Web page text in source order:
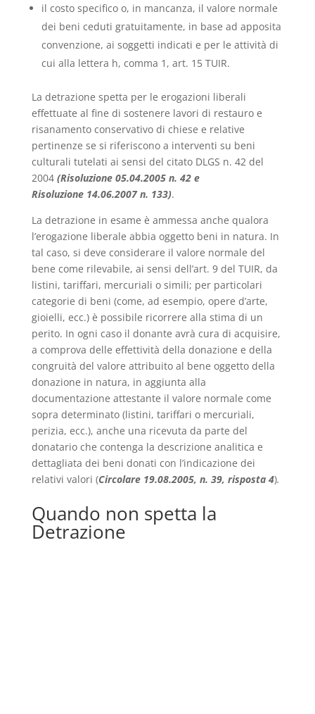
il costo specifico o, in mancanza, il valore normale
dei beni ceduti gratuitamente, in base ad apposita
convenzione, ai soggetti indicati e per le attività di
cui alla lettera h, comma 1, art. 15 TUIR.
La detrazione spetta per le erogazioni liberali
effettuate al fine di sostenere lavori di restauro e
risanamento conservativo di chiese e relative
pertinenze se si riferiscono a interventi su beni
culturali tutelati ai sensi del citato DLGS n. 42 del
2004 (Risoluzione 05.04.2005 n. 42 e
Risoluzione 14.06.2007 n. 133).
La detrazione in esame è ammessa anche qualora
l’erogazione liberale abbia oggetto beni in natura. In
tal caso, si deve considerare il valore normale del
bene come rilevabile, ai sensi dell’art. 9 del TUIR, da
listini, tariffari, mercuriali o simili; per particolari
categorie di beni (come, ad esempio, opere d’arte,
gioielli, ecc.) è possibile ricorrere alla stima di un
perito. In ogni caso il donante avrà cura di acquisire,
a comprova delle effettività della donazione e della
congruità del valore attribuito al bene oggetto della
donazione in natura, in aggiunta alla
documentazione attestante il valore normale come
sopra determinato (listini, tariffari o mercuriali,
perizia, ecc.), anche una ricevuta da parte del
donatario che contenga la descrizione analitica e
dettagliata dei beni donati con l’indicazione dei
relativi valori (Circolare 19.08.2005, n. 39, risposta 4).
Quando non spetta la
Detrazione